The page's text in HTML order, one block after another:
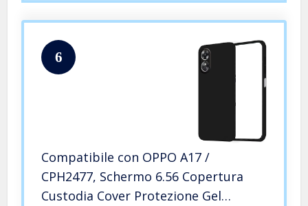
6
Compatibile con OPPO A17 /
CPH2477, Schermo 6.56 Copertura
Custodia Cover Protezione Gel